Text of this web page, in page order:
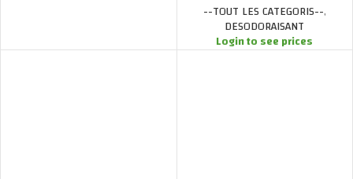
--TOUT LES CATEGORIS--,
DESODORAISANT
Login to see prices